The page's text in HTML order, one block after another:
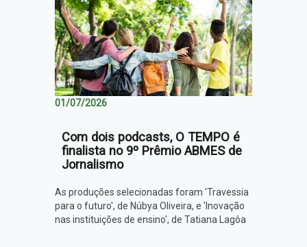
01/07/2026
Com dois podcasts, O TEMPO é
finalista no 9º Prêmio ABMES de
Jornalismo
As produções selecionadas foram 'Travessia
para o futuro', de Núbya Oliveira, e 'Inovação
nas instituições de ensino', de Tatiana Lagôa